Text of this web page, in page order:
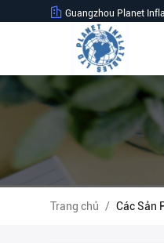
Guangzhou Planet
Trang chủ / Các Sản